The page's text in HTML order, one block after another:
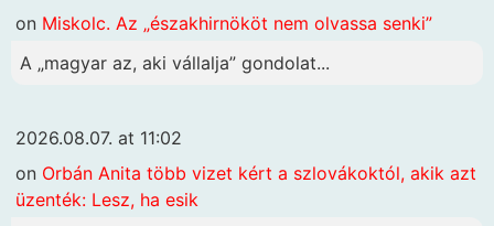
on Miskolc. Az „északhirnököt nem olvassa senki”
A „magyar az, aki vállalja” gondolat...
2026.08.07. at 11:02
on Orbán Anita több vizet kért a szlovákoktól, akik azt
üzenték: Lesz, ha esik